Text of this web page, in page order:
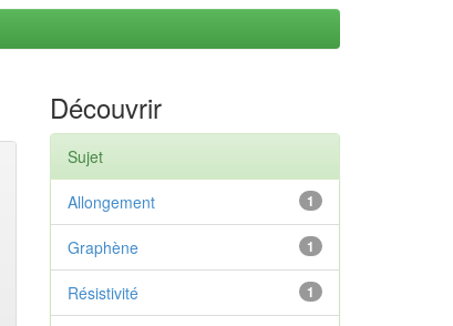
Découvrir
Sujet
1
Allongement
1
Graphène
1
Résistivité